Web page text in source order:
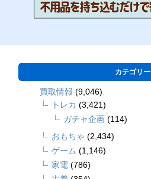
カテゴリー
買取情報 (9,046)
トレカ (3,421)
ガチャ企画 (114)
おもちゃ (2,434)
ゲーム (1,146)
家電 (786)